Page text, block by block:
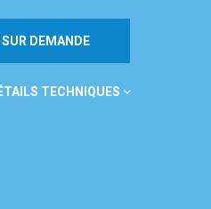
DEMANDE
TECHNIQUES